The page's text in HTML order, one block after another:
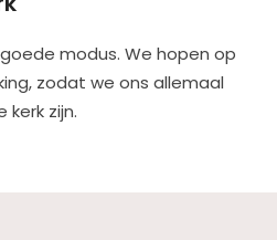
modus. We hopen op
zodat we ons allemaal
kerk zijn.